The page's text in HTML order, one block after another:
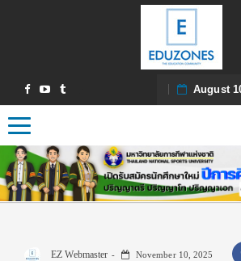
August
Toggle navigation
EZ Webmaster November 10, 2025